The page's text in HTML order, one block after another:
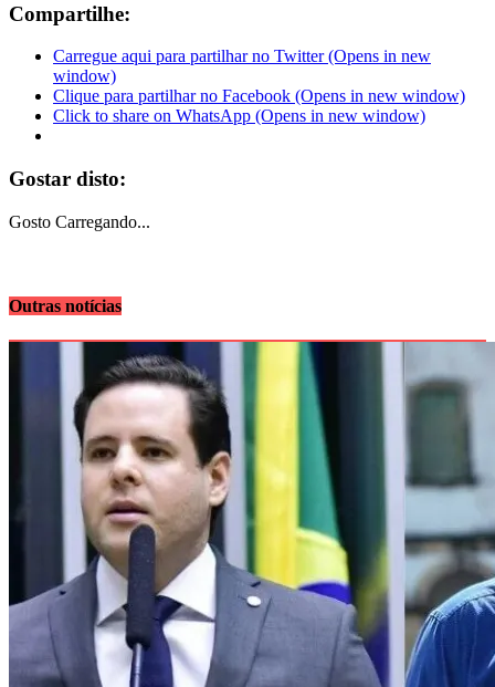
Compartilhe:
Carregue aqui para partilhar no Twitter (Opens in new
window)
Clique para partilhar no Facebook (Opens in new window)
Click to share on WhatsApp (Opens in new window)
Gostar disto:
Gosto Carregando...
Outras notícias